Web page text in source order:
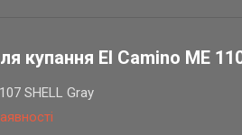
купання El Camino ME
SHELL Gray